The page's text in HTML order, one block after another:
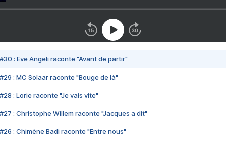
#30 : Eve Angeli raconte "Avant de partir"
#29 : MC Solaar raconte "Bouge de là"
#28 : Lorie raconte "Je vais vite"
#27 : Christophe Willem raconte "Jacques a dit"
#26 : Chimène Badi raconte "Entre nous"